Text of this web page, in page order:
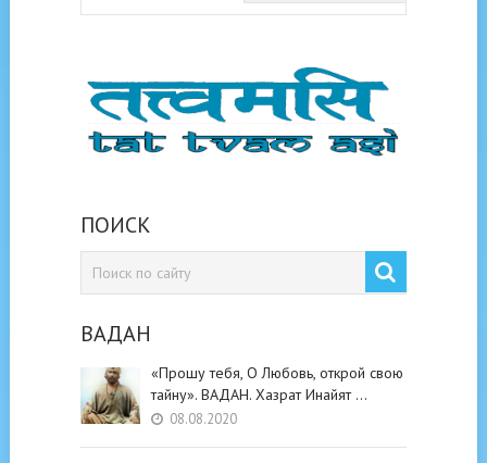
ПОИСК
ВАДАН
«Прошу тебя, О Любовь, открой свою
тайну». ВАДАН. Хазрат Инайят …
08.08.2020